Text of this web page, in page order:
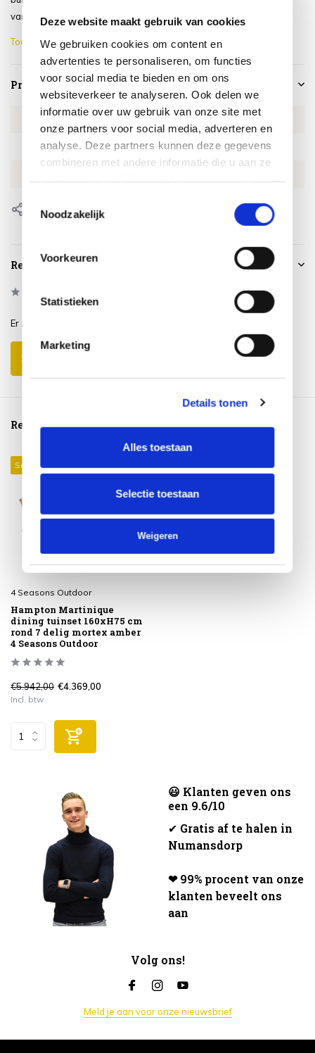
Deze website maakt gebruik van cookies
We gebruiken cookies om content en
advertenties te personaliseren, om functies
voor social media te bieden en om ons
websiteverkeer te analyseren. Ook delen we
informatie over uw gebruik van onze site met
onze partners voor social media, adverteren en
analyse. Deze partners kunnen deze gegevens
combineren met andere informatie die u aan ze
Noodzakelijk
Voorkeuren
Statistieken
Marketing
Details tonen
Alles toestaan
Selectie toestaan
Weigeren
van...
Toon meer
Productspecificaties
Artikelnummer 4SO160540771
SKU 4SO160540771
Delen
Reviews
Er zijn nog geen reviews geschreven over dit product..
Schrijf je eigen review
Reeds bekeken
Sale 26%
4 Seasons Outdoor
Hampton Martinique
dining tuinset 160xH75 cm
rond 7 delig mortex amber
4 Seasons Outdoor
€5.942,00 €4.369,00
Incl. btw
😃 Klanten geven ons
een 9.6/10
✔ Gratis af te halen in
Numansdorp
❤ 99% procent van onze
klanten beveelt ons
aan
Volg ons!
Meld je aan voor onze nieuwsbrief